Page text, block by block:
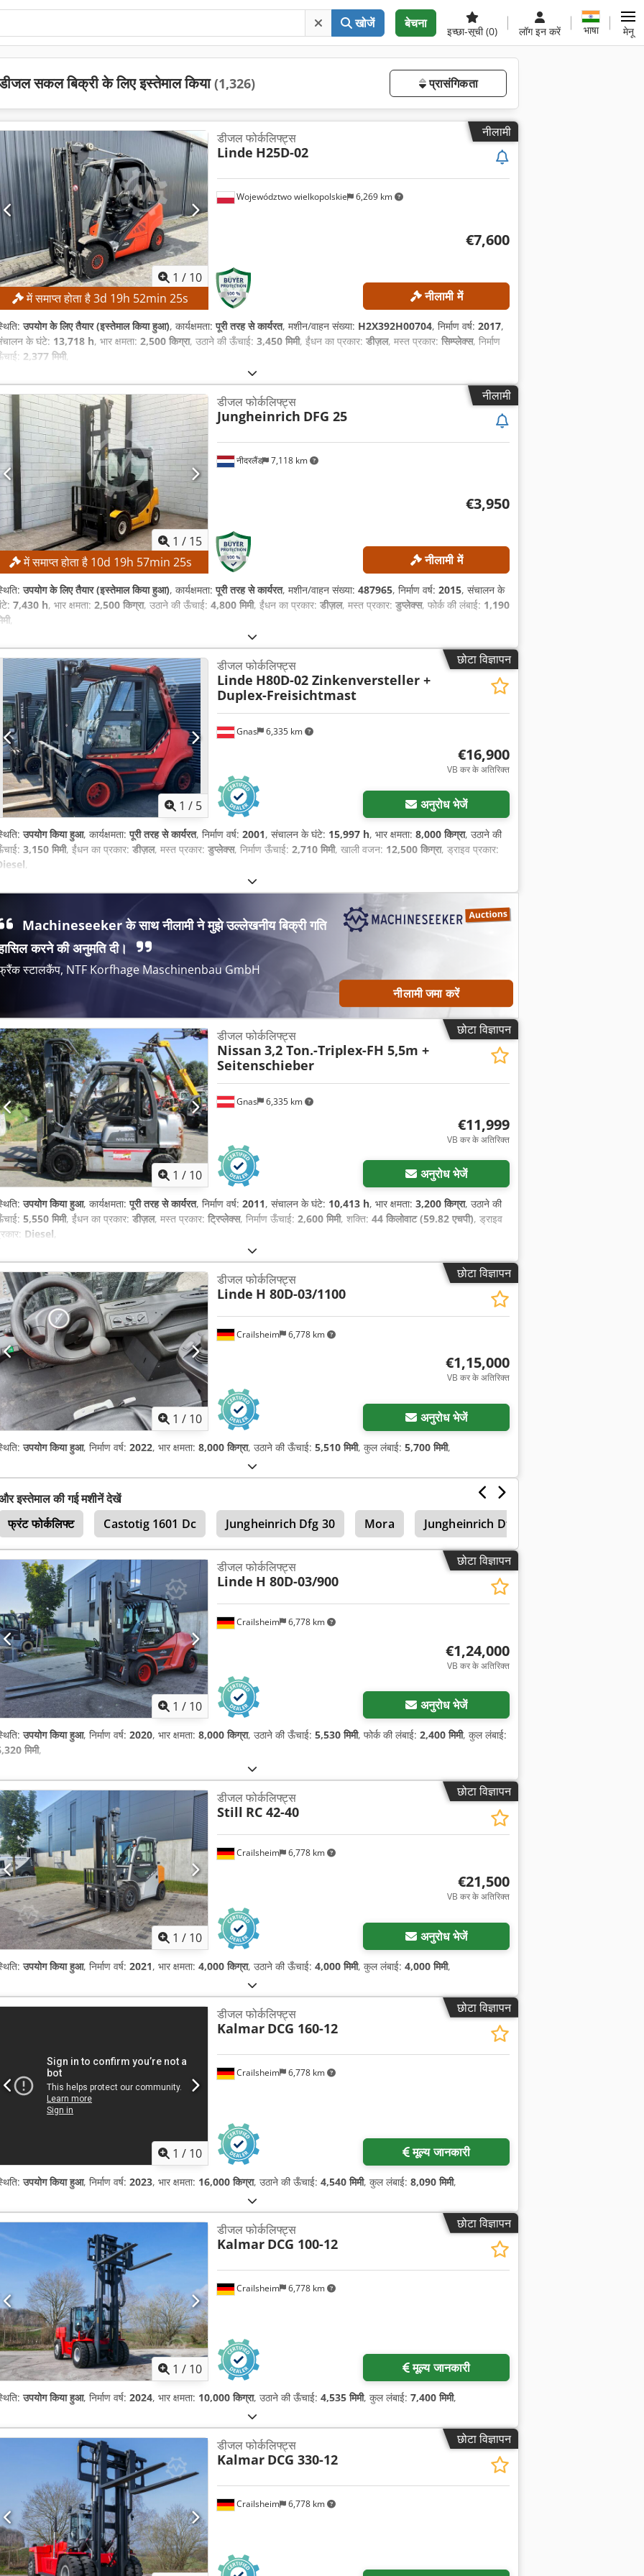
खोजें बेचना
इच्छा-सूची(0) लॉग इन करें भाषा मेनू
सकल बिक्री के लिए इस्तेमाल किया(1,326) प्रासंगिकता
नीलामी
1 / 10
में समाप्त होता है3d 19h 52min24s
Województwo wielkopolskie 6,269 km
डीजल फोर्कलिफ्ट्स
Linde H25D-02
€7,600
नीलामी में
उपयोग के लिए तैयार (इस्तेमाल किया हुआ), कार्यक्षमता:पूरी तरह से कार्यरत, मशीन/वाहन संख्या: H2X392H00704, निर्माण वर्ष: 2017,
के घंटे: 13,718 h, भार क्षमता: 2,500 किग्रा, उठाने की ऊँचाई: 3,450 मिमी, ईंधन का प्रकार: डीज़ल, मस्त प्रकार: सिम्प्लेक्स, निर्माण
2,377 मिमी,
नीलामी
1 / 15
में समाप्त होता है 10d 19h 57min 24s
नीदरलैंड 7,118 km
डीजल फोर्कलिफ्ट्स
Jungheinrich DFG 25
€3,950
नीलामी में
उपयोग के लिए तैयार (इस्तेमाल किया हुआ), कार्यक्षमता:पूरी तरह से कार्यरत, मशीन/वाहन संख्या: 487965, निर्माण वर्ष: 2015, संचालन के
7,430 h, भार क्षमता: 2,500 किग्रा, उठाने की ऊँचाई: 4,800 मिमी, ईंधन का प्रकार: डीज़ल, मस्त प्रकार: डुप्लेक्स, फोर्क की लंबाई: 1,190
,
छोटा विज्ञापन
1 / 5
Gnas 6,335 km
डीजल फोर्कलिफ्ट्स
Linde H80D-02 Zinkenversteller +
Duplex-Freisichtmast
€16,900
VB कर के अतिरिक्त
अनुरोध भेजें
उपयोग किया हुआ, कार्यक्षमता:पूरी तरह से कार्यरत, निर्माण वर्ष: 2001, संचालन के घंटे: 15,997 h, भार क्षमता: 8,000 किग्रा, उठाने की
3,150 मिमी, ईंधन का प्रकार: डीज़ल, मस्त प्रकार: डुप्लेक्स, निर्माण ऊँचाई: 2,710 मिमी, खाली वजन: 12,500 किग्रा, ड्राइव प्रकार:
,
Machineseeker के साथ नीलामी ने मुझे उल्लेखनीय बिक्री गति
करने की अनुमति दी।
स्टालकैंप, NTF Korfhage Maschinenbau GmbH
नीलामी जमा करें
छोटा विज्ञापन
1 / 10
Gnas 6,335 km
डीजल फोर्कलिफ्ट्स
Nissan 3,2 Ton.-Triplex-FH 5,5m +
Seitenschieber
€11,999
VB कर के अतिरिक्त
अनुरोध भेजें
उपयोग किया हुआ, कार्यक्षमता:पूरी तरह से कार्यरत, निर्माण वर्ष: 2011, संचालन के घंटे: 10,413 h, भार क्षमता: 3,200 किग्रा, उठाने की
5,550 मिमी, ईंधन का प्रकार: डीज़ल, मस्त प्रकार: ट्रिप्लेक्स, निर्माण ऊँचाई: 2,600 मिमी, शक्ति: 44 किलोवाट (59.82 एचपी), ड्राइव
Diesel,
छोटा विज्ञापन
1 / 10
Crailsheim 6,778 km
डीजल फोर्कलिफ्ट्स
Linde H 80D-03/1100
€1,15,000
VB कर के अतिरिक्त
अनुरोध भेजें
उपयोग किया हुआ, निर्माण वर्ष: 2022, भार क्षमता: 8,000 किग्रा, उठाने की ऊँचाई: 5,510 मिमी, कुल लंबाई: 5,700 मिमी,
इस्तेमाल की गई मशीनें देखें
फ्रंट फोर्कलिफ्ट
Castotig 1601 Dc Jungheinrich Dfg 30 Mora Jungheinrich Dfg 435
छोटा विज्ञापन
1 / 10
Crailsheim 6,778 km
डीजल फोर्कलिफ्ट्स
Linde H 80D-03/900
€1,24,000
VB कर के अतिरिक्त
अनुरोध भेजें
उपयोग किया हुआ, निर्माण वर्ष: 2020, भार क्षमता: 8,000 किग्रा, उठाने की ऊँचाई: 5,530 मिमी, फोर्क की लंबाई: 2,400 मिमी, कुल लंबाई:
मिमी,
छोटा विज्ञापन
1 / 10
Crailsheim 6,778 km
डीजल फोर्कलिफ्ट्स
Still RC 42-40
€21,500
VB कर के अतिरिक्त
अनुरोध भेजें
उपयोग किया हुआ, निर्माण वर्ष: 2021, भार क्षमता: 4,000 किग्रा, उठाने की ऊँचाई: 4,000 मिमी, कुल लंबाई: 4,000 मिमी,
छोटा विज्ञापन
1 / 10
Crailsheim 6,778 km
डीजल फोर्कलिफ्ट्स
Kalmar DCG 160-12
मूल्य जानकारी
उपयोग किया हुआ, निर्माण वर्ष: 2023, भार क्षमता: 16,000 किग्रा, उठाने की ऊँचाई: 4,540 मिमी, कुल लंबाई: 8,090 मिमी,
छोटा विज्ञापन
1 / 10
Crailsheim 6,778 km
डीजल फोर्कलिफ्ट्स
Kalmar DCG 100-12
मूल्य जानकारी
उपयोग किया हुआ, निर्माण वर्ष: 2024, भार क्षमता: 10,000 किग्रा, उठाने की ऊँचाई: 4,535 मिमी, कुल लंबाई: 7,400 मिमी,
छोटा विज्ञापन
Crailsheim 6,778 km
डीजल फोर्कलिफ्ट्स
Kalmar DCG 330-12